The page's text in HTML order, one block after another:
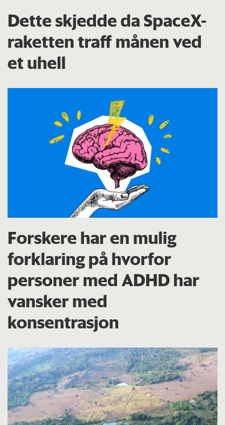
Dette skjedde da SpaceX-
raketten traff månen ved
et uhell
Forskere har en mulig
forklaring på hvorfor
personer med ADHD har
vansker med
konsentrasjon